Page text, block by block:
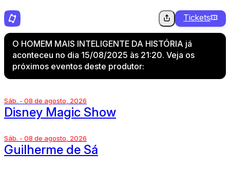
Tickets
O HOMEM MAIS INTELIGENTE DA HISTÓRIA já
aconteceu no dia 15/08/2025 às 21:20. Veja os
próximos eventos deste produtor:
Sáb. - 08 de agosto, 2026
Disney Magic Show
Sáb. - 08 de agosto, 2026
Guilherme de Sá